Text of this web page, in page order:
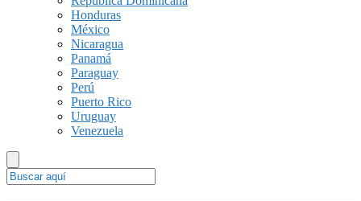
Honduras
México
Nicaragua
Panamá
Paraguay
Perú
Puerto Rico
Uruguay
Venezuela